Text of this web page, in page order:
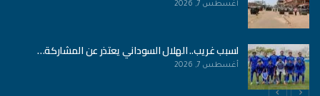
أغسطس 7, 2026
لسبب غريب.. الهلال السوداني يعتذر عن المشاركة…
أغسطس 7, 2026